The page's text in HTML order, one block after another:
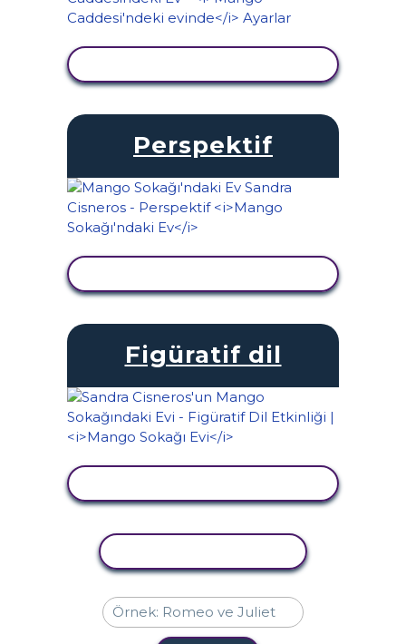
Perspektif
Figüratif dil